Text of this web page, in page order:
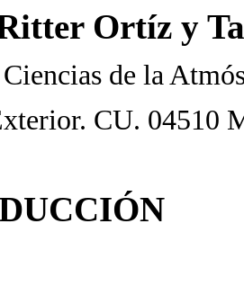
Ortíz y
de la
CU. 04510